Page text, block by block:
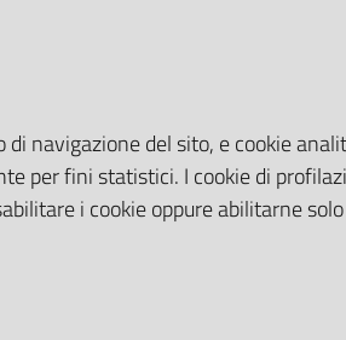
navigazione del sito, e cookie
per fini statistici. I cookie di
i cookie oppure abilitarne